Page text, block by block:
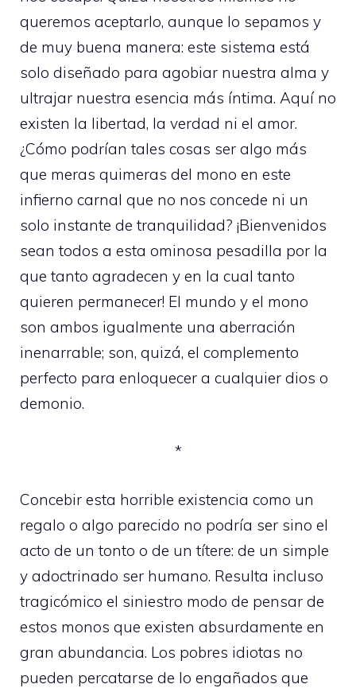
queremos aceptarlo, aunque lo sepamos y
de muy buena manera: este sistema está
solo diseñado para agobiar nuestra alma y
ultrajar nuestra esencia más íntima. Aquí no
existen la libertad, la verdad ni el amor.
¿Cómo podrían tales cosas ser algo más
que meras quimeras del mono en este
infierno carnal que no nos concede ni un
solo instante de tranquilidad? ¡Bienvenidos
sean todos a esta ominosa pesadilla por la
que tanto agradecen y en la cual tanto
quieren permanecer! El mundo y el mono
son ambos igualmente una aberración
inenarrable; son, quizá, el complemento
perfecto para enloquecer a cualquier dios o
demonio.
*
Concebir esta horrible existencia como un
regalo o algo parecido no podría ser sino el
acto de un tonto o de un títere: de un simple
y adoctrinado ser humano. Resulta incluso
tragicómico el siniestro modo de pensar de
estos monos que existen absurdamente en
gran abundancia. Los pobres idiotas no
pueden percatarse de lo engañados que